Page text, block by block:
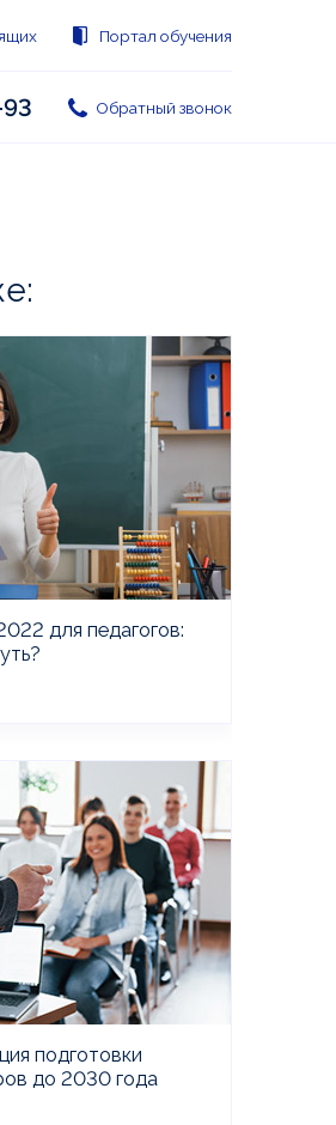
Портал обучения
Обратный звонок
для педагогов:
подготовки
до 2030 года